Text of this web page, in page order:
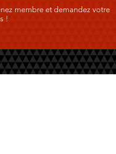
membre et demandez votre
!